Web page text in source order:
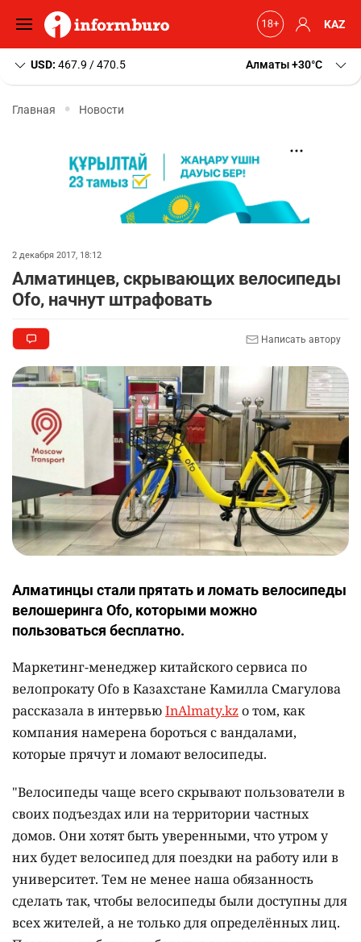
KAZ
USD: 467.9 / 470.5 Алматы+30 C
Главная Новости
2 декабря 2017, 18:12
Алматинцев, скрывающих велосипеды
Ofo, начнут штрафовать
Написать автору
Алматинцы стали прятать и ломать велосипеды
велошеринга Ofo, которыми можно
пользоваться бесплатно.
Маркетинг-менеджер китайского сервиса по
велопрокату Ofo в Казахстане Камилла Смагулова
рассказала в интервьюInAlmaty.kzо том, как
компания намерена бороться с вандалами,
которые прячут и ломают велосипеды.
"Велосипеды чаще всего скрывают пользователи в
своих подъездах или на территории частных
домов. Они хотят быть уверенными, что утром у
них будет велосипед для поездки на работу или в
университет. Тем не менее наша обязанность
сделать так, чтобы велосипеды были доступны для
всех жителей, а не только для определённых лиц.